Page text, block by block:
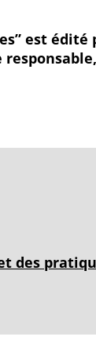
est édité
des